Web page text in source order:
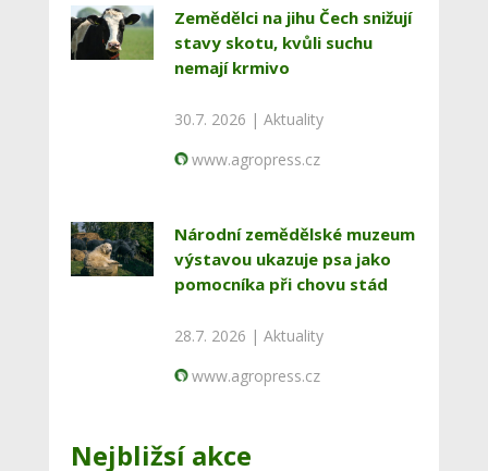
Zemědělci na jihu Čech snižují
stavy skotu, kvůli suchu
nemají krmivo
30.7. 2026 | Aktuality
www.agropress.cz
Národní zemědělské muzeum
výstavou ukazuje psa jako
pomocníka při chovu stád
28.7. 2026 | Aktuality
www.agropress.cz
Nejbližsí akce